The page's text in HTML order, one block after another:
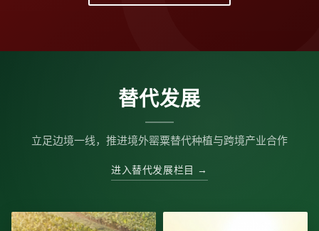
替代发展
立足边境一线，推进境外罂粟替代种植与跨境产业合作
进入替代发展栏目 →